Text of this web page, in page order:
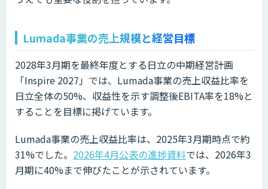
Lumada事業の売上規模と経営目標
2028年3月期を最終年度とする日立の中期経営計画
「Inspire 2027」では、Lumada事業の売上収益比率を
日立全体の50%、収益性を示す調整後EBITA率を18%と
することを目標に掲げています。
Lumada事業の売上収益比率は、2025年3月期時点で約
31%でした。 2026年4月公表の進捗資料では、2026年3
月期に40%まで伸びたことが示されています。